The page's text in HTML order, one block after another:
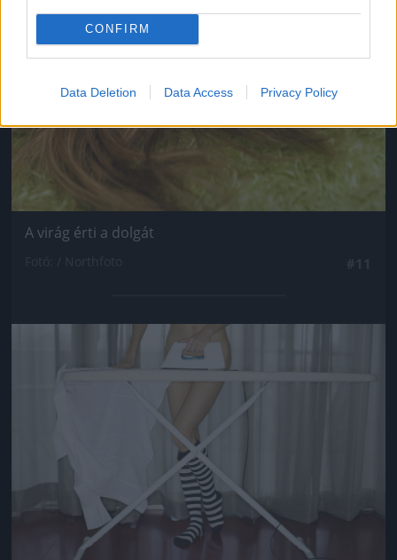
CONFIRM
Data Deletion Data Access Privacy Policy
A virág érti a dolgát
Jön még kép!